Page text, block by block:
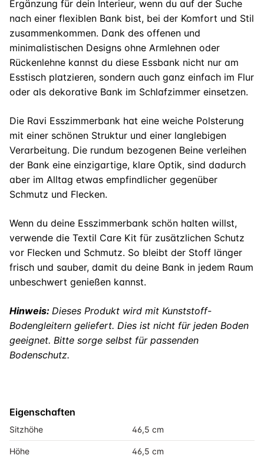
Ergänzung für dein Interieur, wenn du auf der Suche
nach einer flexiblen Bank bist, bei der Komfort und Stil
zusammenkommen. Dank des offenen und
minimalistischen Designs ohne Armlehnen oder
Rückenlehne kannst du diese Essbank nicht nur am
Esstisch platzieren, sondern auch ganz einfach im Flur
oder als dekorative Bank im Schlafzimmer einsetzen.
Die Ravi Esszimmerbank hat eine weiche Polsterung
mit einer schönen Struktur und einer langlebigen
Verarbeitung. Die rundum bezogenen Beine verleihen
der Bank eine einzigartige, klare Optik, sind dadurch
aber im Alltag etwas empfindlicher gegenüber
Schmutz und Flecken.
Wenn du deine Esszimmerbank schön halten willst,
verwende die Textil Care Kit für zusätzlichen Schutz
vor Flecken und Schmutz. So bleibt der Stoff länger
frisch und sauber, damit du deine Bank in jedem Raum
unbeschwert genießen kannst.
Hinweis: Dieses Produkt wird mit Kunststoff-
Bodengleitern geliefert. Dies ist nicht für jeden Boden
geeignet. Bitte sorge selbst für passenden
Bodenschutz.
Eigenschaften
Sitzhöhe 46,5 cm
Höhe 46,5 cm